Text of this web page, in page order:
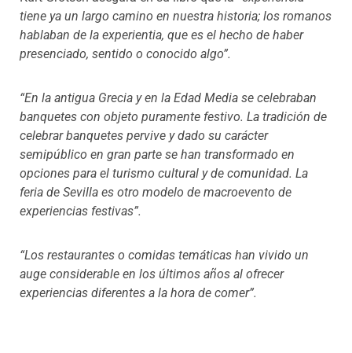
tiene ya un largo camino en nuestra historia; los romanos
hablaban de la experientia, que es el hecho de haber
presenciado, sentido o conocido algo”.
“En la antigua Grecia y en la Edad Media se celebraban
banquetes con objeto puramente festivo. La tradición de
celebrar banquetes pervive y dado su carácter
semipúblico en gran parte se han transformado en
opciones para el turismo cultural y de comunidad. La
feria de Sevilla es otro modelo de macroevento de
experiencias festivas”.
“Los restaurantes o comidas temáticas han vivido un
auge considerable en los últimos años al ofrecer
experiencias diferentes a la hora de comer”.